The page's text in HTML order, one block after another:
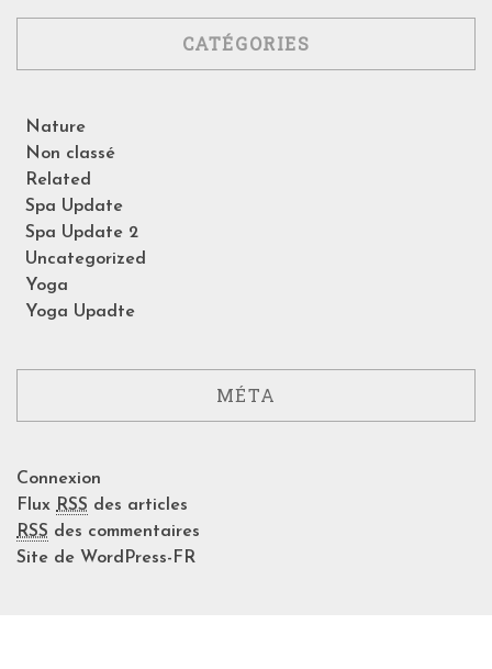
CATÉGORIES
Nature
Non classé
Related
Spa Update
Spa Update 2
Uncategorized
Yoga
Yoga Upadte
MÉTA
Connexion
Flux RSS des articles
RSS des commentaires
Site de WordPress-FR